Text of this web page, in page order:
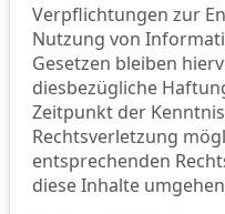
Verpflichtungen zur
Nutzung von
Gesetzen bleiben
diesbezügliche
Zeitpunkt der
Rechtsverletzung
entsprechenden
diese Inhalte